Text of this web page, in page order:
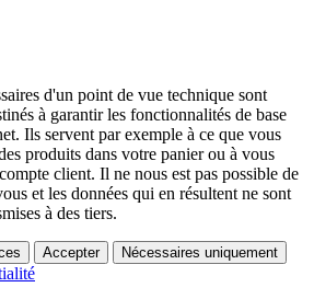
d'un point de vue technique sont
à garantir les fonctionnalités de base
Ils servent par exemple à ce que vous
produits dans votre panier ou à vous
client. Il ne nous est pas possible de
et les données qui en résultent ne sont
à des tiers.
Accepter Nécessaires uniquement